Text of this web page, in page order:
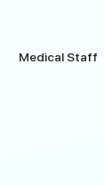
Medical Staff